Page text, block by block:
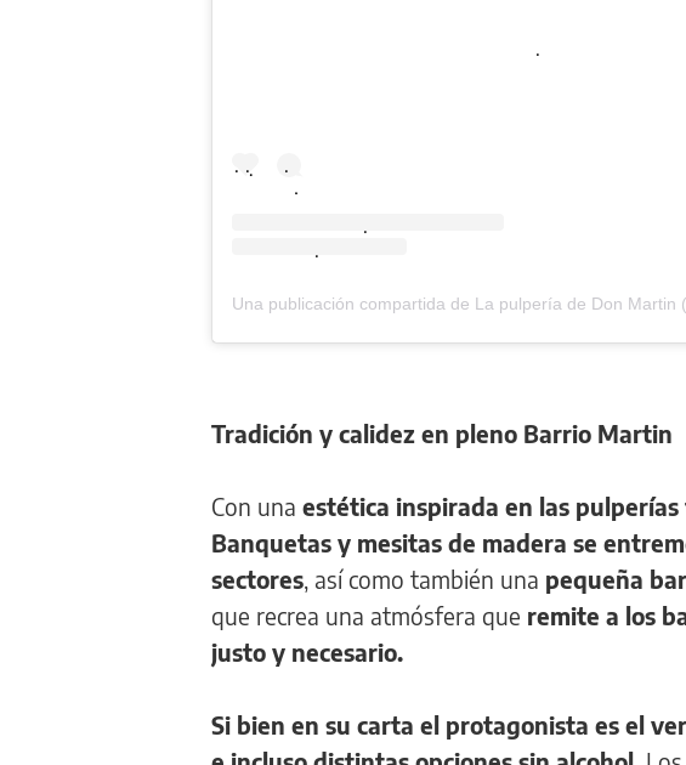
.
..
. .
.
.
.
Tradición y calidez en pleno Barrio Martin
Con una estética inspirada en las
Banquetas y mesitas de madera se
sectores , así como también una pequeña
que recrea una atmósfera que remite a los
justo y necesario.
Si bien en su carta el protagonista es el